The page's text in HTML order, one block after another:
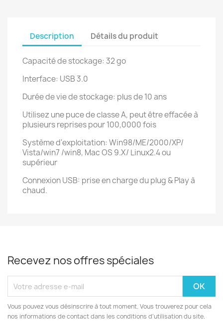
Description Détails du produit
Capacité de stockage: 32 go
Interface: USB 3.0
Durée de vie de stockage: plus de 10 ans
Utilisez une puce de classe A, peut être effacée à
plusieurs reprises pour 100,0000 fois
Système d'exploitation: Win98/ME/2000/XP/
Vista/win7 /win8, Mac OS 9.X/ Linux2.4 ou
supérieur
Connexion USB: prise en charge du plug & Play à
chaud.
Recevez nos offres spéciales
Vous pouvez vous désinscrire à tout moment. Vous trouverez pour cela
nos informations de contact dans les conditions d'utilisation du site.